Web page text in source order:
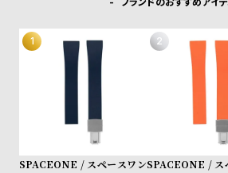
SPACEONE / スペースワンSPACEONE / ス